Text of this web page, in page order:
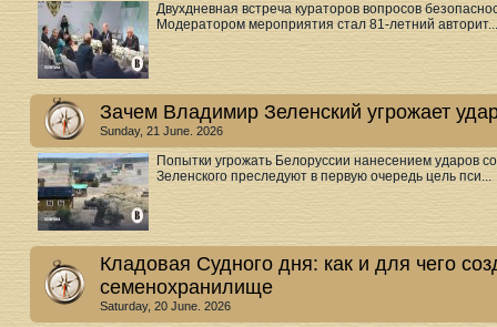
Двухдневная встреча кураторов вопросов
Модератором мероприятия стал 81-летний авторит...
Зачем Владимир Зеленский угрожает
Sunday, 21 June. 2026
Попытки угрожать Белоруссии нанесением ударов
Зеленского преследуют в первую очередь цель пси...
Кладовая Судного дня: как и для чего
семенохранилище
Saturday, 20 June. 2026